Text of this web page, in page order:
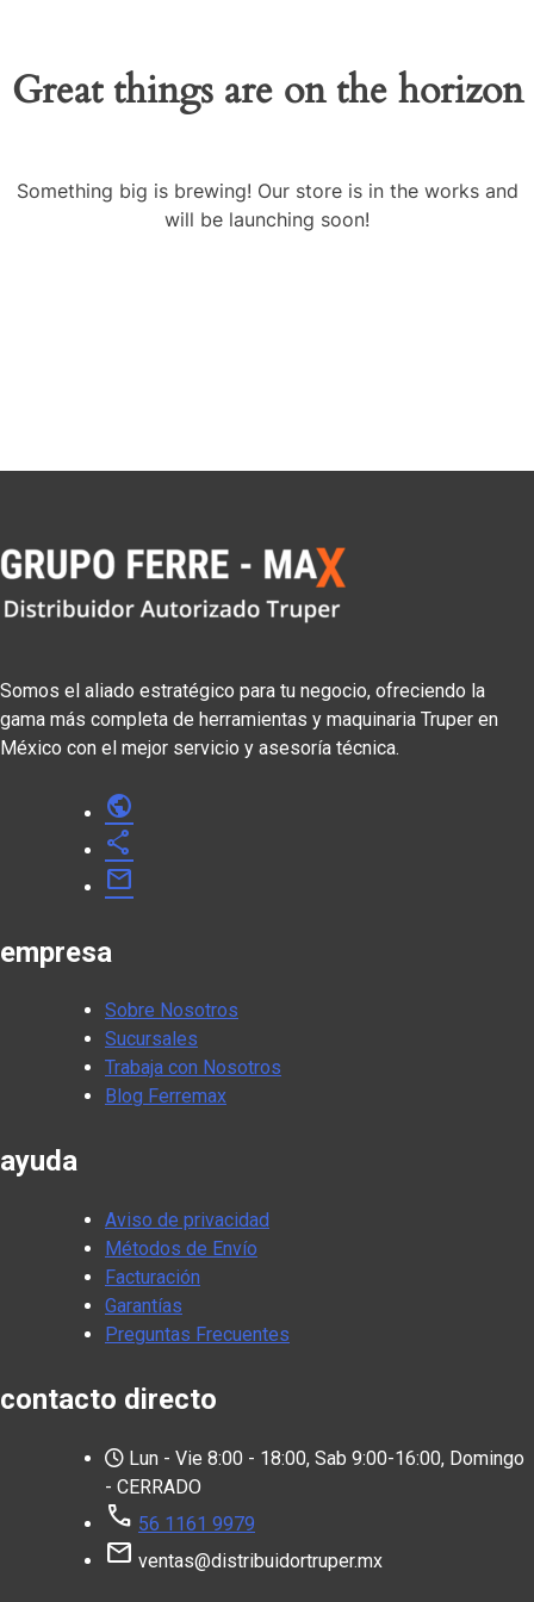
Great things are on the horizon
Something big is brewing! Our store is in the works and
will be launching soon!
Somos el aliado estratégico para tu negocio, ofreciendo la
gama más completa de herramientas y maquinaria Truper en
México con el mejor servicio y asesoría técnica.
public
share
mail
empresa
Sobre Nosotros
Sucursales
Trabaja con Nosotros
Blog Ferremax
ayuda
Aviso de privacidad
Métodos de Envío
Facturación
Garantías
Preguntas Frecuentes
contacto directo
Lun - Vie 8:00 - 18:00, Sab 9:00-16:00, Domingo
- CERRADO
call 56 1161 9979
mail ventas@distribuidortruper.mx